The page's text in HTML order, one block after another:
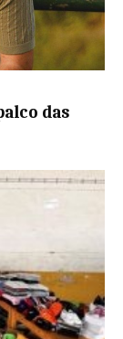
das